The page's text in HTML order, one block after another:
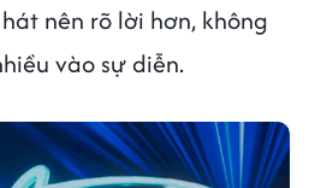
nên rõ lời hơn, không
vào sự diễn.